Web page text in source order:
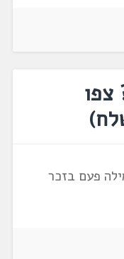
צפו
פעם בזכר